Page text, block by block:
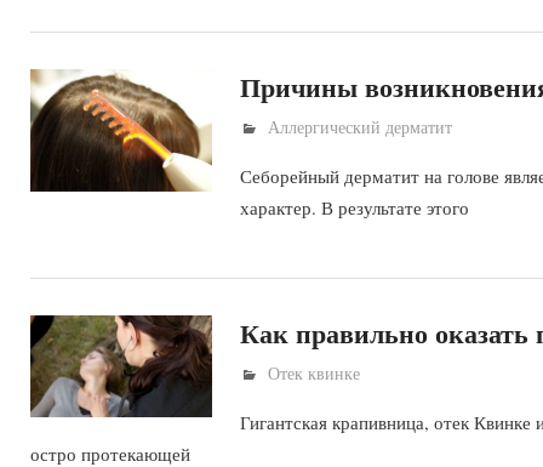
Причины
Аллергический дерматит
Себорейный дерматит на голове
характер. В результате этого
Как правильно
Отек квинке
Гигантская крапивница, отек
остро протекающей